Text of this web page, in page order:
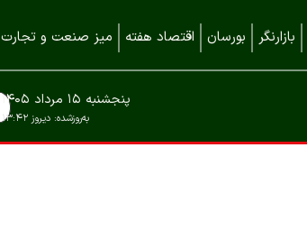
بازارنگر بورسان اقتصاد هفته میز صنعت و تجارت
به‌روزشده: دیروز ۱۳:۴۲
پنجشنبه ۱۵ مرداد ۱۴۰۵